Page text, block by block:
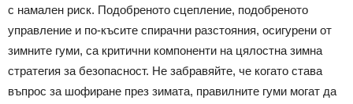
с намален риск. Подобреното сцепление, подобреното
управление и по-късите спирачни разстояния, осигурени от
зимните гуми, са критични компоненти на цялостна зимна
стратегия за безопасност. Не забравяйте, че когато става
въпрос за шофиране през зимата, правилните гуми могат да